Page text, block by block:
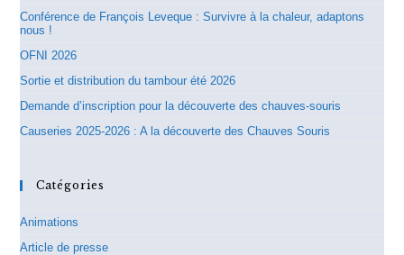
Conférence de François Leveque : Survivre à la chaleur, adaptons
nous !
OFNI 2026
Sortie et distribution du tambour été 2026
Demande d’inscription pour la découverte des chauves-souris
Causeries 2025-2026 : A la découverte des Chauves Souris
Catégories
Animations
Article de presse